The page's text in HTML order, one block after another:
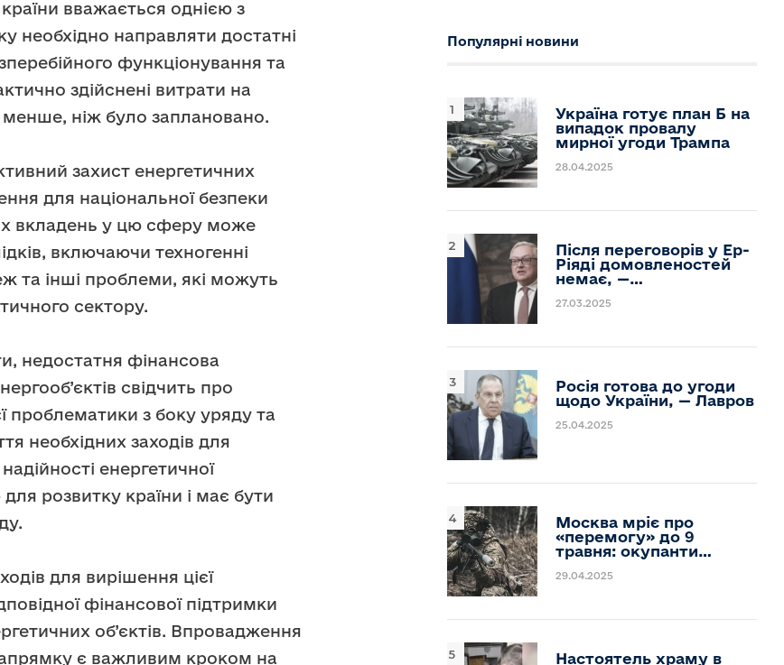
вважається однією з
необхідно направляти достатні
функціонування та
здійснені витрати на
менше, ніж було заплановано.
захист енергетичних
для національної безпеки
вкладень у цю сферу може
включаючи техногенні
та інші проблеми, які можуть
сектору.
недостатня фінансова
свідчить про
проблематики з боку уряду та
необхідних заходів для
енергетичної
розвитку країни і має бути
для вирішення цієї
фінансової підтримки
об’єктів. Впровадження
є важливим кроком на
Популярні новини
Україна готує план Б на
випадок провалу
мирної угоди Трампа
28.04.2025
Після переговорів у Ер-
Ріяді домовленостей
немає, —…
27.03.2025
Росія готова до угоди
щодо України, — Лавров
25.04.2025
Москва мріє про
«перемогу» до 9
травня: окупанти…
29.04.2025
Настоятель храму в